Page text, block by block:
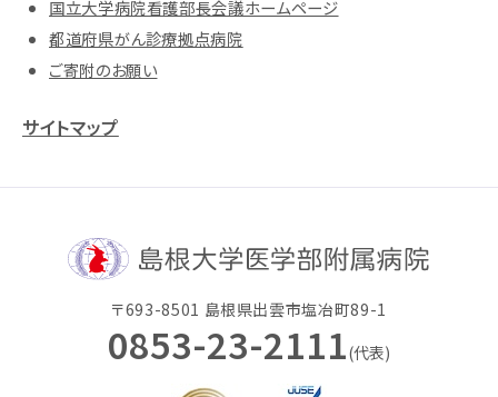
国立大学病院看護部長会議ホームページ
都道府県がん診療拠点病院
ご寄附のお願い
サイトマップ
〒693-8501 島根県出雲市塩冶町89-1
0853-23-2111(代表)